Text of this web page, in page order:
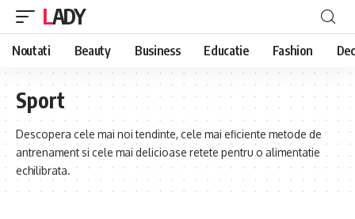
LADY
Noutati Beauty Business Educatie Fashion
Sport
Descopera cele mai noi tendinte, cele mai eficiente metode de
antrenament si cele mai delicioase retete pentru o alimentatie
echilibrata.